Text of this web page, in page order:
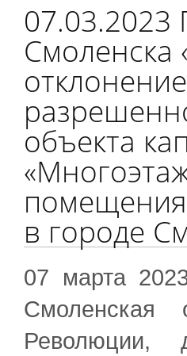
07.03.2023
Смоленска
объекта
в городе
07 марта
Смоленская
Революции,